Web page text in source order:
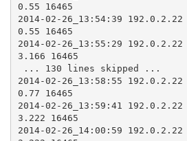
0.55 16465
2014-02-26_13:54:39
0.55 16465
2014-02-26_13:55:29
3.166 16465
2014-02-26_13:58:55
0.77 16465
2014-02-26_13:59:41
3.222 16465
2014-02-26_14:00:59